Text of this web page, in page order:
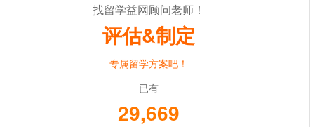
找留学益网顾问老师！
评估&制定
专属留学方案吧！
已有
29,669